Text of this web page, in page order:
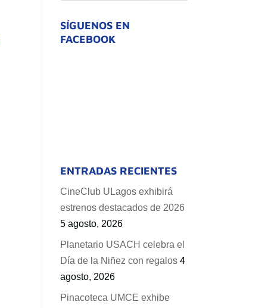
SÍGUENOS EN
FACEBOOK
ENTRADAS RECIENTES
CineClub ULagos exhibirá
estrenos destacados de 2026
5 agosto, 2026
Planetario USACH celebra el
Día de la Niñez con regalos 4
agosto, 2026
Pinacoteca UMCE exhibe